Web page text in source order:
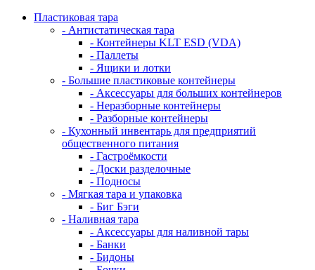
Пластиковая тара
- Антистатическая тара
- Контейнеры KLT ESD (VDA)
- Паллеты
- Ящики и лотки
- Большие пластиковые контейнеры
- Аксессуары для больших контейнеров
- Неразборные контейнеры
- Разборные контейнеры
- Кухонный инвентарь для предприятий
общественного питания
- Гастроёмкости
- Доски разделочные
- Подносы
- Мягкая тара и упаковка
- Биг Бэги
- Наливная тара
- Аксессуары для наливной тары
- Банки
- Бидоны